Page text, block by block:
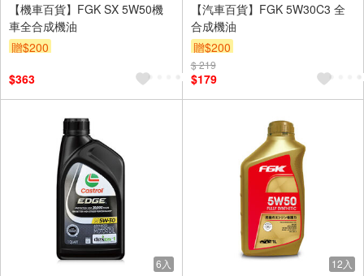
【機車百貨】FGK SX 5W50機
車全合成機油
贈$200
$363
【汽車百貨】FGK 5W30C3 全
合成機油
贈$200
$ 219
$179
6入 12入